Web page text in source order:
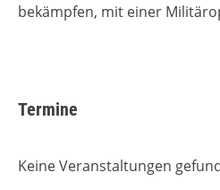
bekämpfen, mit einer
Termine
Keine Veranstaltungen